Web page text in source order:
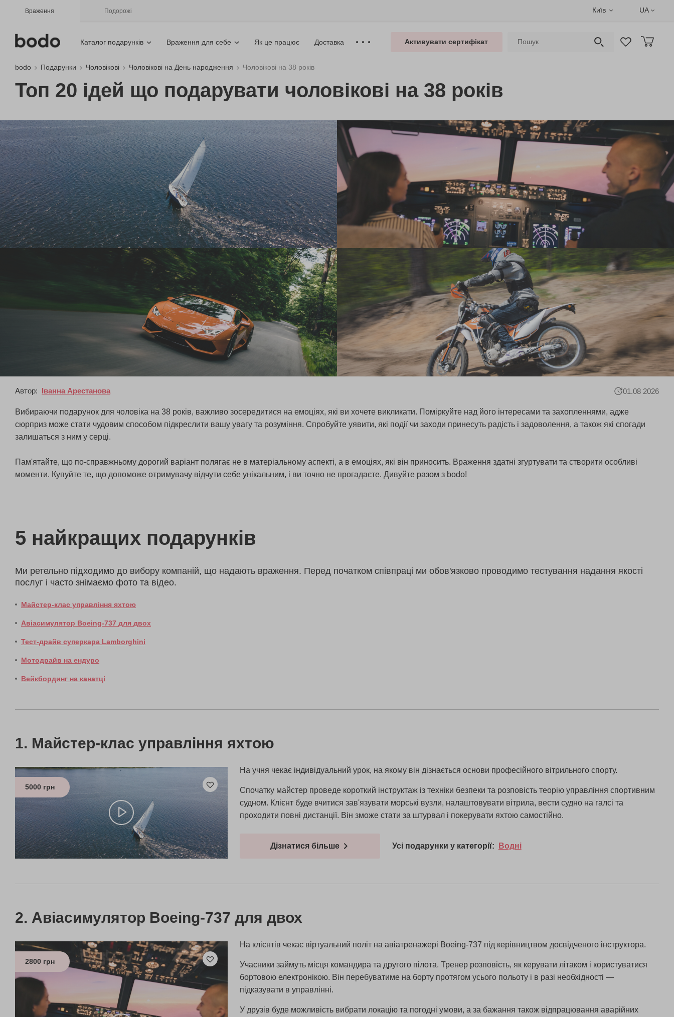
Враження Подорожі Київ UA
Каталог подарунків Враження для себе Як це працює Доставка Активувати сертифікат
bodo Подарунки Чоловікові Чоловікові на День народження Чоловікові на 38 років
Топ 20 ідей що подарувати чоловікові на 38 років
Автор: Іванна Арестанова 01.08 2026
Вибираючи подарунок для чоловіка на 38 років, важливо зосередитися на емоціях, які ви хочете викликати. Поміркуйте над його інтересами та захопленнями, адже
сюрприз може стати чудовим способом підкреслити вашу увагу та розуміння. Спробуйте уявити, які події чи заходи принесуть радість і задоволення, а також які спогади
залишаться з ним у серці.
Пам'ятайте, що по-справжньому дорогий варіант полягає не в матеріальному аспекті, а в емоціях, які він приносить. Враження здатні згуртувати та створити особливі
моменти. Купуйте те, що допоможе отримувачу відчути себе унікальним, і ви точно не прогадаєте. Дивуйте разом з bodo!
5 найкращих подарунків
Ми ретельно підходимо до вибору компаній, що надають враження. Перед початком співпраці ми обов'язково проводимо тестування надання якості
послуг і часто знімаємо фото та відео.
Майстер-клас управління яхтою
Авіасимулятор Boeing-737 для двох
Тест-драйв суперкара Lamborghini
Мотодрайв на ендуро
Вейкбординг на канатці
Майстер-клас управління яхтою
5000 грн
На учня чекає індивідуальний урок, на якому він дізнається основи професійного вітрильного спорту.
Спочатку майстер проведе короткий інструктаж із техніки безпеки та розповість теорію управління спортивним
судном. Клієнт буде вчитися зав'язувати морські вузли, налаштовувати вітрила, вести судно на галсі та
проходити повні дистанції. Він зможе стати за штурвал і покерувати яхтою самостійно.
Дізнатися більше Усі подарунки у категорії: Водні
Авіасимулятор Boeing-737 для двох
2800 грн
На клієнтів чекає віртуальний політ на авіатренажері Boeing-737 під керівництвом досвідченого інструктора.
Учасники займуть місця командира та другого пілота. Тренер розповість, як керувати літаком і користуватися
бортовою електронікою. Він перебуватиме на борту протягом усього польоту і в разі необхідності —
підказувати в управлінні.
У друзів буде можливість вибрати локацію та погодні умови, а за бажання також відпрацювання аварійних